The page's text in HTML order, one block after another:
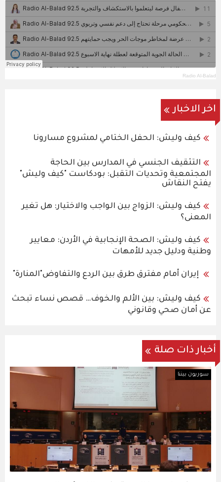
Radio Al-Balad
اخر الاخبار
كيف وليش: الحفل الختامي لمشروع مسارونا
التثقيف الجنسي في المدارس بين الحاجة
المجتمعية وتحديات التقبل: بودكاست "كيف وليش"
يفتح النقاش
كيف وليش: الزواج بين الواجب والاختيار: هل تغير
المعنى؟
كيف وليش: الصحة الإنجابية في الأردن: معايير
وطنية ودليل جديد للأمهات
إيران أمام مفترق طرق بين الردع والتفاوض"المنارة"
كيف وليش: بين الألم والخوف… قصص نساء تبحث
عن أمان صحي وقانوني
أخبار ذات صلة
سوريون بيننا